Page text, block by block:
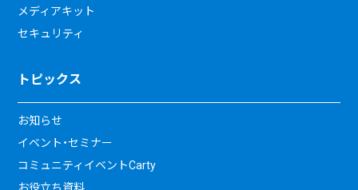
メディアキット
セキュリティ
トピックス
お知らせ
イベント・セミナー
コミュニティイベントCarty